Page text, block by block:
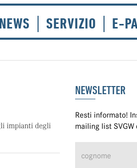
SERVIZIO E-
impianti degli
NEWSLETTER
Resti informato!
mailing list SVGW